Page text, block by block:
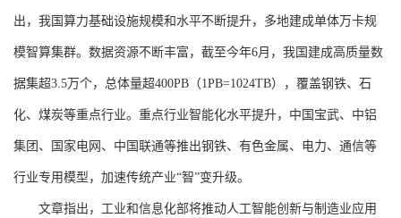
出，我国算力基础设施规模和水平不断提升，多地建成单体万卡规
模智算集群。数据资源不断丰富，截至今年6月，我国建成高质量数
据集超3.5万个，总体量超400PB（1PB=1024TB），覆盖钢铁、石
化、煤炭等重点行业。重点行业智能化水平提升，中国宝武、中铝
集团、国家电网、中国联通等推出钢铁、有色金属、电力、通信等
行业专用模型，加速传统产业“智”变升级。
文章指出，工业和信息化部将推动人工智能创新与制造业应用